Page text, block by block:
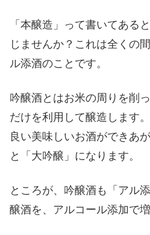
「本醸造」って書いてある
じませんか？これは全くの
ル添酒のことです。
吟醸酒とはお米の周りを削
だけを利用して醸造します
良い美味しいお酒ができあ
と「大吟醸」になります。
ところが、吟醸酒も「アル
醸酒を、アルコール添加で